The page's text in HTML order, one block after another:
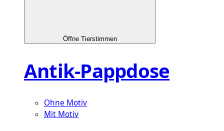
Öffne Tierstimmen
Antik-Pappdose
Ohne Motiv
Mit Motiv